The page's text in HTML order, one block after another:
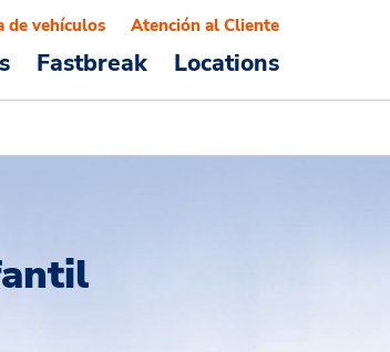
Fastbreak Locations
de vehículos Atención al Cliente